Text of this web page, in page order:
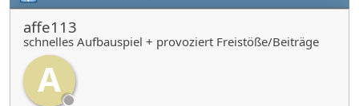
affe113
schnelles Aufbauspiel + provoziert Freistöße/Beiträge
A